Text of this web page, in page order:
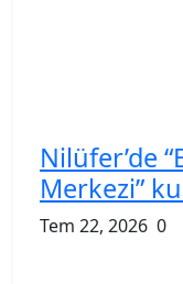
Nilüfer’de
Merkezi”
Tem 22, 2026 0